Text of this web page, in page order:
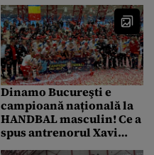
Dinamo Bucureşti e
campioană națională la
HANDBAL masculin! Ce a
spus antrenorul Xavi